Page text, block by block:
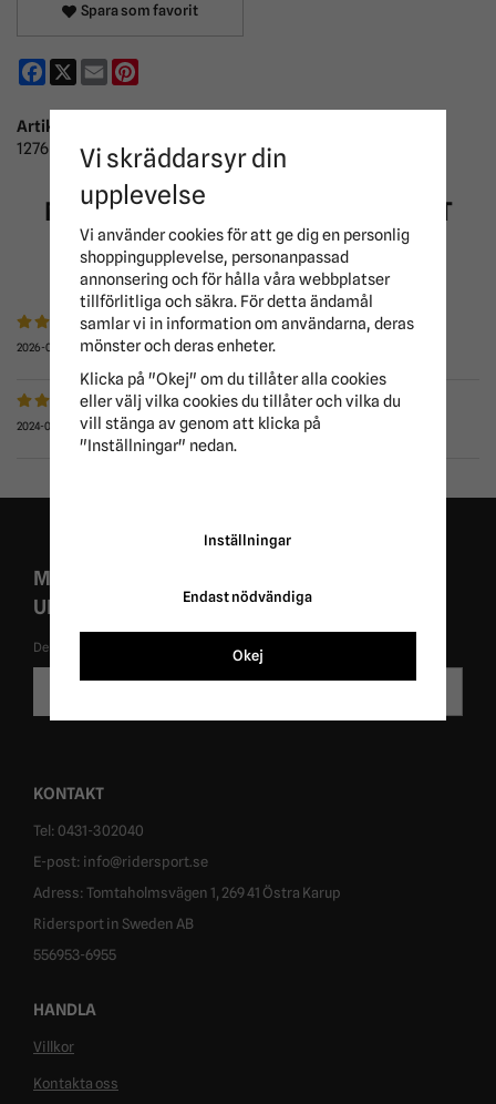
Spara som favorit
Facebook
X Email
Artikelnummer:
1276
MEDELBETYG
ST
RÖSTER.
2026-01-16
2024-06-13
MISSA ALDRIG EXKLUSIVA KAMPANJER OCH
UNIKA ERBJUDANDEN!
De uppgifter du matar in kommer endast användas till våra nyhetsbrev.
KONTAKT
Tel: 0431-302040
E-post: info@ridersport.se
Adress: Tomtaholmsvägen 1, 269 41 Östra Karup
Ridersport in Sweden AB
556953-6955
HANDLA
Villkor
Kontakta oss
Vi skräddarsyr din
upplevelse
Vi använder cookies för att ge dig en personlig
shoppingupplevelse, personanpassad
annonsering och för hålla våra webbplatser
tillförlitliga och säkra. För detta ändamål
samlar vi in information om användarna, deras
mönster och deras enheter.
Klicka på "Okej" om du tillåter alla cookies
eller välj vilka cookies du tillåter och vilka du
vill stänga av genom att klicka på
"Inställningar" nedan.
Inställningar
Endast nödvändiga
Okej